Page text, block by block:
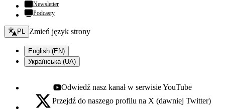
Newsletter
Podcasty
Zmień język - bieżący:
PL Zmień język strony
English (EN)
Українська (UA)
Youtube - otwiera się w nowej karcie
Odwiedź nasz kanał w serwisie YouTube
X - otwiera się w nowej karcie
Przejdź do naszego profilu na X (dawniej Twitter)